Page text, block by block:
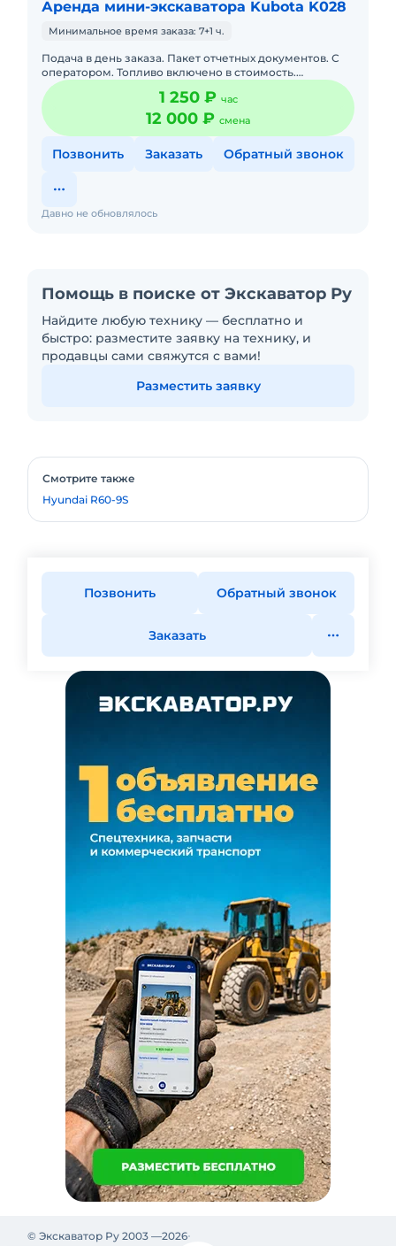
Аренда мини-экскаватора Kubota K028
Минимальное время заказа: 7+1 ч.
Подача в день заказа. Пакет отчетных документов. С
оператором. Топливо включено в стоимость.
Долгосрочная аренда.
1 250 ₽ час
12 000 ₽ смена
Позвонить Заказать Обратный звонок
Давно не обновлялось
Помощь в поиске от Экскаватор Ру
Найдите любую технику — бесплатно и
быстро: разместите заявку на технику, и
продавцы сами свяжутся с вами!
Разместить заявку
Смотрите также
Hyundai R60-9S
Позвонить Обратный звонок
Заказать
© Экскаватор Ру 2003 —2026